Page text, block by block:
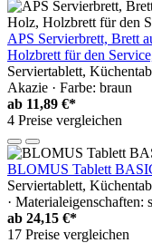
APS Servierbrett, Brett
Holzbrett für den
Serviertablett,
Akazie · Farbe: braun
ab 11,89 €*
4 Preise vergleichen
BLOMUS Tablett
Serviertablett,
· Materialeigenschaften:
ab 24,15 €*
17 Preise vergleichen